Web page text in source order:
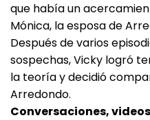
que había un
Mónica, la esposa de
Después de varios
sospechas, Vicky logró
la teoría y decidió
Arredondo.
Conversaciones,